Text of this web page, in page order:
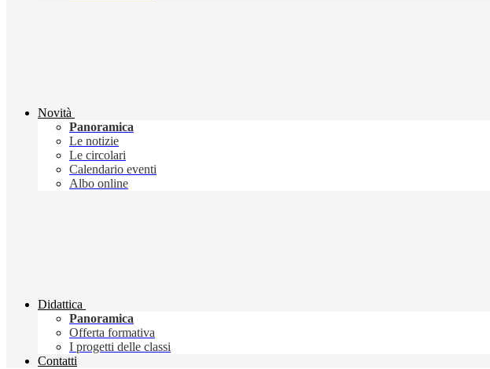
Novità
Panoramica
Le notizie
Le circolari
Calendario eventi
Albo online
Didattica
Panoramica
Offerta formativa
I progetti delle classi
Contatti